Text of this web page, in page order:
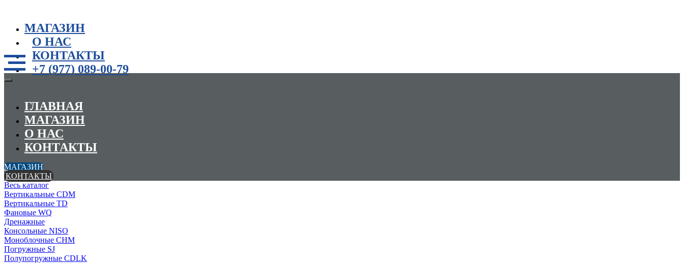
МАГАЗИН
О НАС
КОНТАКТЫ
+7 (977) 089-00-79
ГЛАВНАЯ
МАГАЗИН
О НАС
КОНТАКТЫ
МАГАЗИН
КОНТАКТЫ
Весь каталог
Вертикальные CDM
Вертикальные TD
Фановые WQ
Дренажные
Консольные NISO
Моноблочные CHМ
Погружные SJ
Полупогружные CDLK